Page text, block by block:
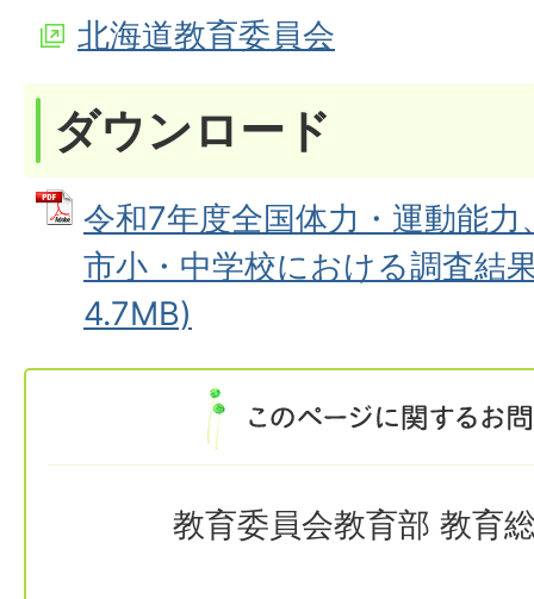
北海道教育委員会
ダウンロード
令和7年度全国体力・運動能
市小・中学校における調査結
4.7MB)
教育委員会教育部 教育